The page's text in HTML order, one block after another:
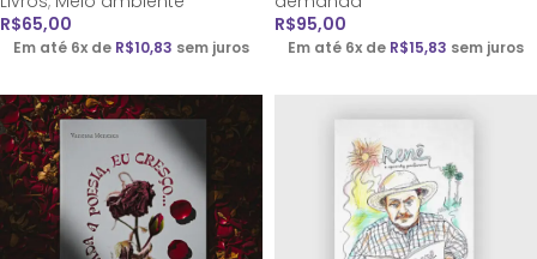
R$65,00
Em até 6x de R$10,83 sem juros
R$95,00
Em até 6x de R$15,83 sem juros